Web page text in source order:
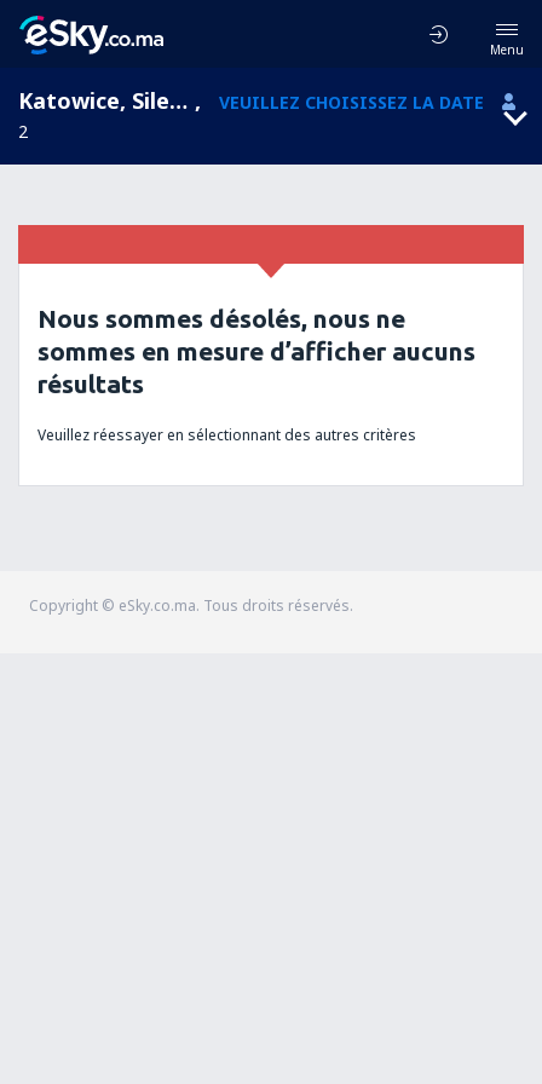
Menu
Katowice, Silesian, Pologne ,
VEUILLEZ CHOISISSEZ LA DATE
2
Nous sommes désolés, nous ne
sommes en mesure d’afficher aucuns
résultats
Veuillez réessayer en sélectionnant des autres critères
Copyright © eSky.co.ma. Tous droits réservés.